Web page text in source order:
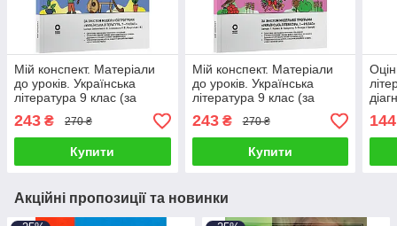
Мій конспект. Матеріали
до уроків. Українська
література 9 клас (за
програмою авторів:
Заболотний О. В.,
Слоньовська О. В. та ін.
243 ₴ 270 ₴
Купити
Мій конспект. Матеріали
до уроків. Українська
література 9 клас (за
програмою авторів:
Яценко Т. О., Пахаренко
В. І., Слижук О.)
243₴ 270 ₴
Купити
та
144
Акційні пропозиції та новинки